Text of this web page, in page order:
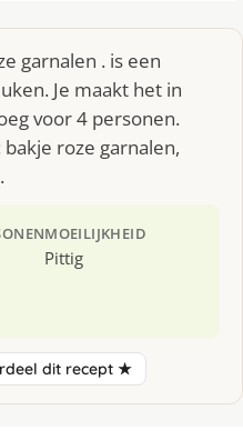
garnalen . is een
Je maakt het in
voor 4 personen.
roze garnalen,
MOEILIJKHEID
Pittig
dit recept ★